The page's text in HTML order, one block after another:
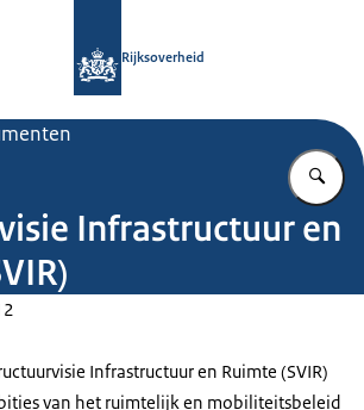
Rijksoverheid
Infrastructuur en
Infrastructuur en Ruimte (SVIR)
van het ruimtelijk en mobiliteitsbeleid